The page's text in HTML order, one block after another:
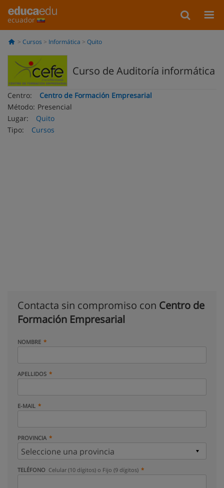
ecuador
Cursos Informática Quito
Curso de Auditoría informática
Centro:
Centro de Formación Empresarial
Método: Presencial
Lugar:
Quito
Tipo:
Cursos
Contacta sin compromiso con Centro de
Formación Empresarial
NOMBRE
APELLIDOS
E-MAIL
PROVINCIA
TELÉFONO Celular (10 dígitos) o Fijo (9 dígitos)